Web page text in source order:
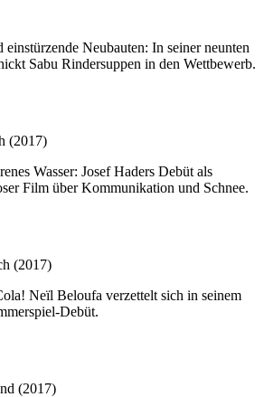
einstürzende Neubauten: In seiner neunten
Sabu Rindersuppen in den Wettbewerb.
(2017)
Wasser: Josef Haders Debüt als
Film über Kommunikation und Schnee.
(2017)
Neïl Beloufa verzettelt sich in seinem
Debüt.
(2017)